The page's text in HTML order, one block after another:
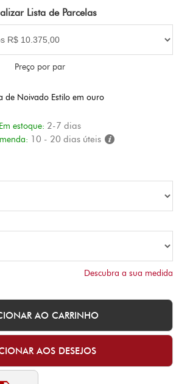
Lista de Parcelas
Preço por par
de Noivado Estilo em ouro
Em estoque: 2-7 dias
10 - 20 dias úteis
Descubra a sua medida